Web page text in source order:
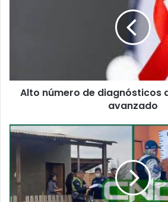
Alto número de diagnósticos
avanzado